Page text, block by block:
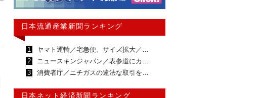
日本流通産業新聞ランキング
1
ヤマト運輸／宅急便、サイズ拡大／…
2
ニュースキンジャパン／表参道にカ…
3
消費者庁／ニチガスの違法な取引を…
日本ネット経済新聞ランキング